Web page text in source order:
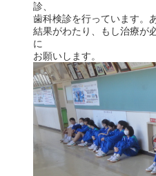
診、
歯科検診を行っています。
結果がわたり、もし治療が
に
お願いします。